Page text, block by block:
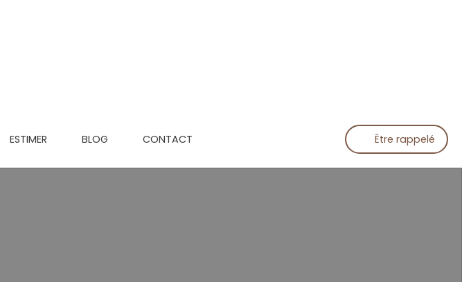
ESTIMER BLOG CONTACT Être rappelé